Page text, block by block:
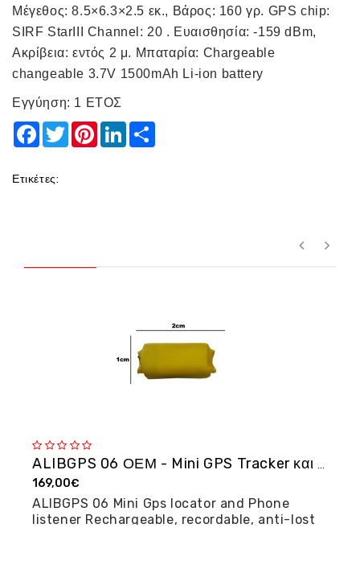
Μέγεθος: 8.5×6.3×2.5 εκ., Βάρος: 160 γρ. GPS chip:
SIRF StarIII Channel: 20 . Ευαισθησία: -159 dBm,
Ακρίβεια: εντός 2 μ. Μπαταρία: Chargeable
changeable 3.7V 1500mAh Li-ion battery
Eγγύηση: 1 ETΟΣ
Facebook
TwitterPinterestLinkedIn
Ετικέτες:
ALIBGPS 06 ΟΕΜ - Mini GPS Tracker και φω�...
169,00€
ALIBGPS 06 Mini Gps locator and Phone
listener Rechargeable, recordable, anti-lost